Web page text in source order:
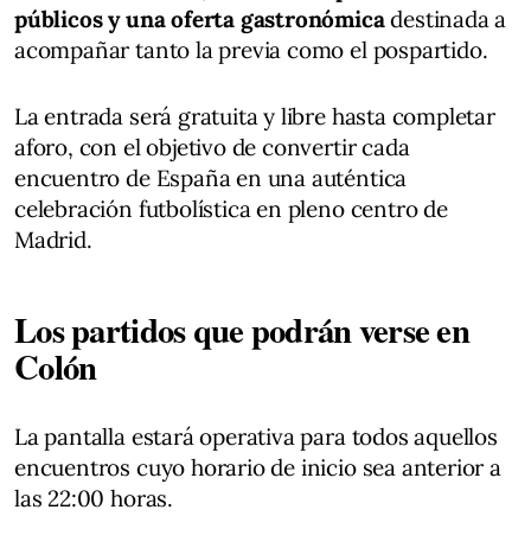
públicos y una oferta gastronómicadestinada a
acompañar tanto la previa como el pospartido.
La entrada será gratuita y libre hasta completar
aforo, con el objetivo de convertir cada
encuentro de España en una auténtica
celebración futbolística en pleno centro de
Madrid.
Los partidos que podrán verse en
Colón
La pantalla estará operativa para todos aquellos
encuentros cuyo horario de inicio sea anterior a
las 22:00 horas.